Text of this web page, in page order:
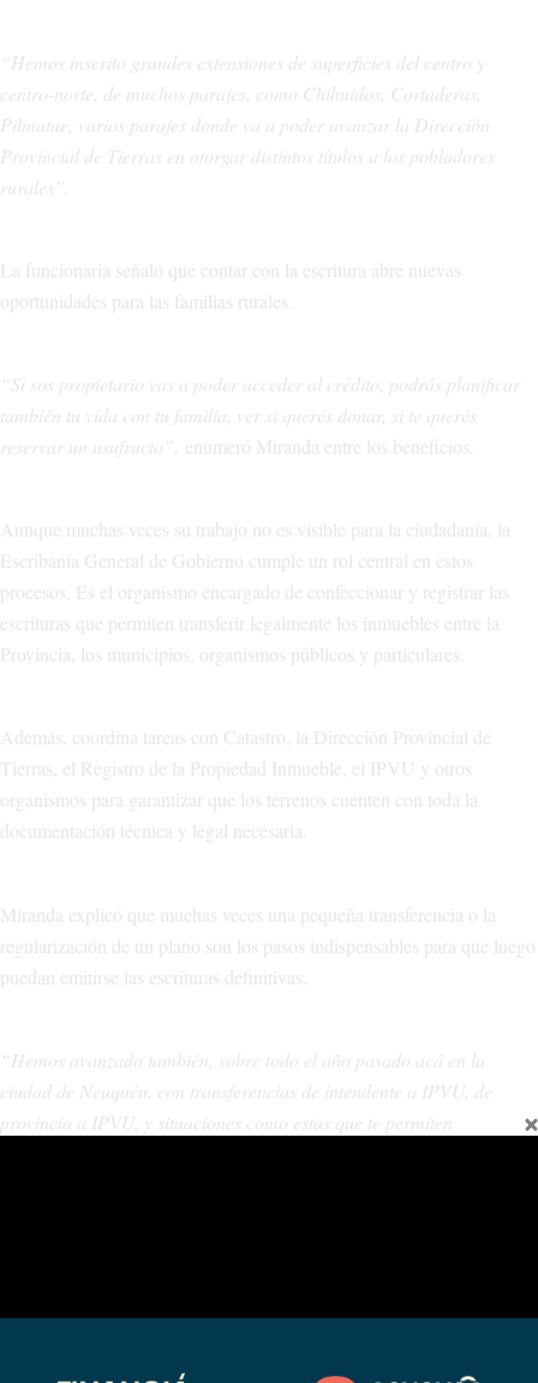
“Hemos inscrito grandes extensiones de superficies del centro y
centro-norte, de muchos parajes, como Chihuidos, Cortaderas,
Pilmatue, varios parajes donde va a poder avanzar la Dirección
Provincial de Tierras en otorgar distintos títulos a los pobladores
rurales”.
La funcionaria señaló que contar con la escritura abre nuevas
oportunidades para las familias rurales.
“Si sos propietario vas a poder acceder al crédito, podrás planificar
también tu vida con tu familia, ver si querés donar, si te querés
reservar un usufructo”, enumeró Miranda entre los beneficios.
Aunque muchas veces su trabajo no es visible para la ciudadanía, la
Escribanía General de Gobierno cumple un rol central en estos
procesos. Es el organismo encargado de confeccionar y registrar las
escrituras que permiten transferir legalmente los inmuebles entre la
Provincia, los municipios, organismos públicos y particulares.
Además, coordina tareas con Catastro, la Dirección Provincial de
Tierras, el Registro de la Propiedad Inmueble, el IPVU y otros
organismos para garantizar que los terrenos cuenten con toda la
documentación técnica y legal necesaria.
Miranda explicó que muchas veces una pequeña transferencia o la
regularización de un plano son los pasos indispensables para que luego
puedan emitirse las escrituras definitivas.
“Hemos avanzado también, sobre todo el año pasado acá en la
ciudad de Neuquén, con transferencias de intendente a IPVU, de
provincia a IPVU, y situaciones como estas que te permiten